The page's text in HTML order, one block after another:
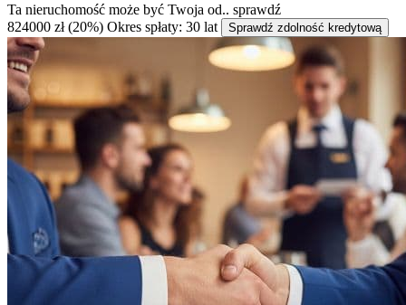
Ta nieruchomość może być Twoja od.. sprawdź
824000 zł (20%) Okres spłaty: 30 lat Sprawdź zdolność kredytową